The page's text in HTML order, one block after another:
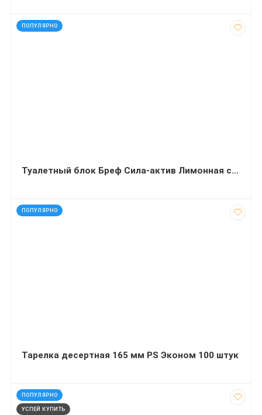
ПОПУЛЯРНО
код: 70106
Туалетный блок Бреф Сила-актив Лимонная свежесть шарики 50гх3
ПОПУЛЯРНО
код: 11922
Тарелка десертная 165 мм PS Эконом 100 штук
ПОПУЛЯРНО
УСПЕЙ КУПИТЬ
код: 927665